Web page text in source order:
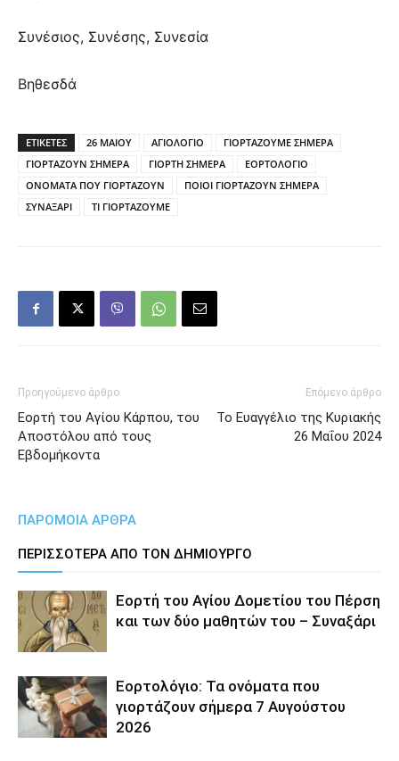
Συνέσιος, Συνέσης, Συνεσία
Βηθεσδά
ΕΤΙΚΕΤΕΣ 26 ΜΑΙΟΥ ΑΓΙΟΛΟΓΙΟ
ΓΙΟΡΤΑΖΟΥΜΕ ΣΗΜΕΡΑ
ΓΙΟΡΤΑΖΟΥΝ ΣΗΜΕΡΑ
ΓΙΟΡΤΗ ΣΗΜΕΡΑ
ΕΟΡΤΟΛΟΓΙΟ
ΟΝΟΜΑΤΑ ΠΟΥ ΓΙΟΡΤΑΖΟΥΝ
ΠΟΙΟΙ ΓΙΟΡΤΑΖΟΥΝ ΣΗΜΕΡΑ
ΣΥΝΑΞΑΡΙ
ΤΙ ΓΙΟΡΤΑΖΟΥΜΕ
Προηγούμενο άρθρο
Εορτή του Αγίου Κάρπου, του
Αποστόλου από τους
Εβδομήκοντα
Επόμενο άρθρο
Το Ευαγγέλιο της Κυριακής
26 Μαΐου 2024
ΠΑΡΟΜΟΙΑ ΑΡΘΡΑ
ΠΕΡΙΣΣΟΤΕΡΑ ΑΠΟ ΤΟΝ ΔΗΜΙΟΥΡΓΟ
Εορτή του Αγίου Δομετίου του Πέρση
και των δύο μαθητών του – Συναξάρι
Εορτολόγιο: Τα ονόματα που
γιορτάζουν σήμερα 7 Αυγούστου
2026